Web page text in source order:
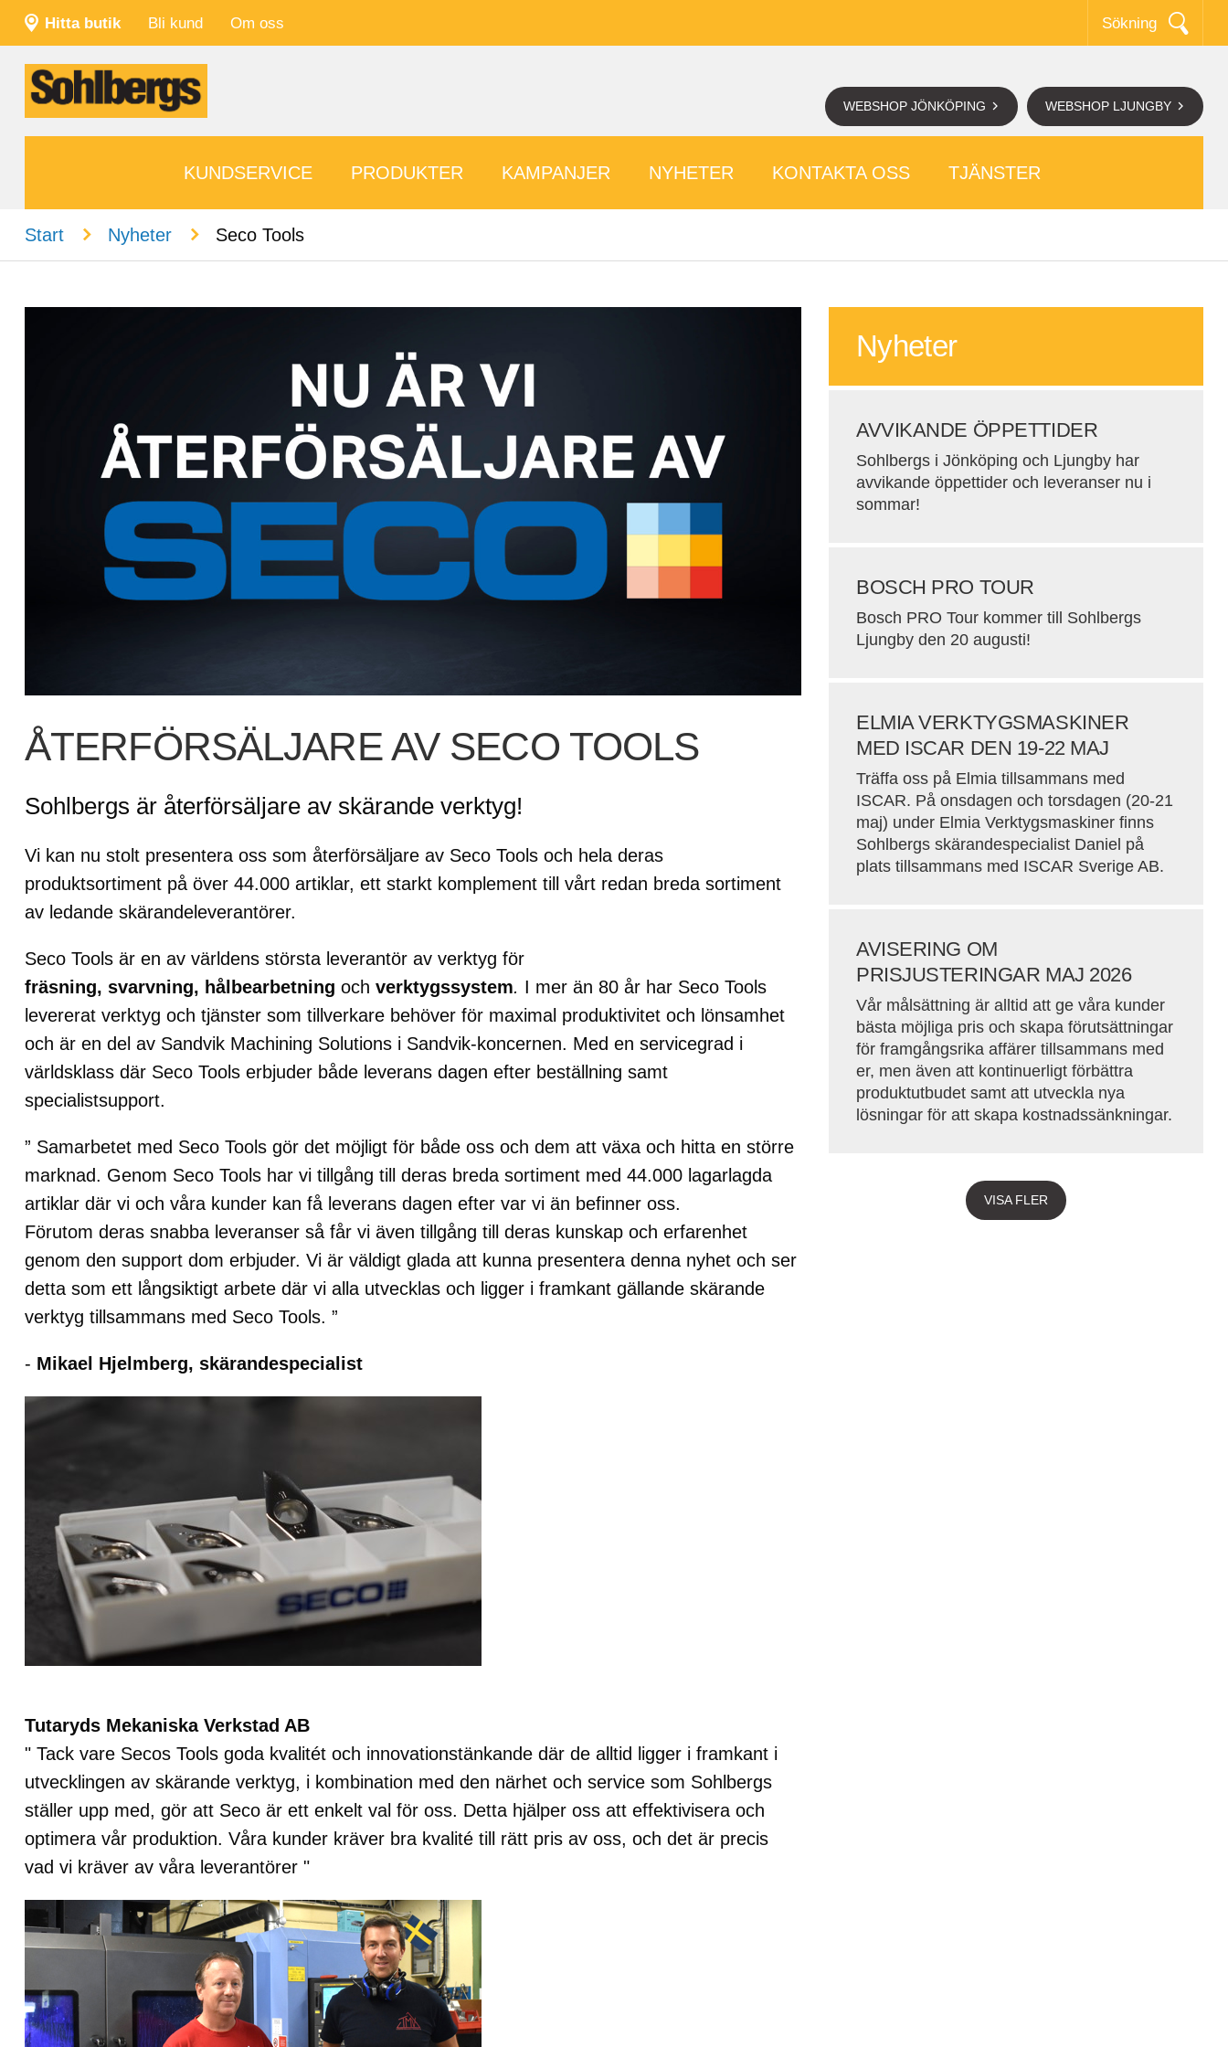
Hitta butik Bli kund Om oss Sökning
WEBSHOP LJUNGBY
WEBSHOP JÖNKÖPING
KUNDSERVICE PRODUKTER KAMPANJER NYHETER KONTAKTA OSS TJÄNSTER
Start n Nyheter n Seco Tools
ÅTERFÖRSÄLJARE AV SECO TOOLS
Sohlbergs är återförsäljare av skärande verktyg!
Vi kan nu stolt presentera oss som återförsäljare av Seco Tools och hela deras
produktsortiment på över 44.000 artiklar, ett starkt komplement till vårt redan breda sortiment
av ledande skärandeleverantörer.
Seco Tools är en av världens största leverantör av verktyg för
fräsning, svarvning, hålbearbetning och verktygssystem. I mer än 80 år har Seco Tools
levererat verktyg och tjänster som tillverkare behöver för maximal produktivitet och lönsamhet
och är en del av Sandvik Machining Solutions i Sandvik-koncernen. Med en servicegrad i
världsklass där Seco Tools erbjuder både leverans dagen efter beställning samt
specialistsupport.
” Samarbetet med Seco Tools gör det möjligt för både oss och dem att växa och hitta en större
marknad. Genom Seco Tools har vi tillgång till deras breda sortiment med 44.000 lagarlagda
artiklar där vi och våra kunder kan få leverans dagen efter var vi än befinner oss.
Förutom deras snabba leveranser så får vi även tillgång till deras kunskap och erfarenhet
genom den support dom erbjuder. Vi är väldigt glada att kunna presentera denna nyhet och ser
detta som ett långsiktigt arbete där vi alla utvecklas och ligger i framkant gällande skärande
verktyg tillsammans med Seco Tools. ”
- Mikael Hjelmberg, skärandespecialist
Tutaryds Mekaniska Verkstad AB
" Tack vare Secos Tools goda kvalitét och innovationstänkande där de alltid ligger i framkant i
utvecklingen av skärande verktyg, i kombination med den närhet och service som Sohlbergs
ställer upp med, gör att Seco är ett enkelt val för oss. Detta hjälper oss att effektivisera och
optimera vår produktion. Våra kunder kräver bra kvalité till rätt pris av oss, och det är precis
vad vi kräver av våra leverantörer "
Nyheter
AVVIKANDE ÖPPETTIDER
Sohlbergs i Jönköping och Ljungby har
avvikande öppettider och leveranser nu i
sommar!
BOSCH PRO TOUR
Bosch PRO Tour kommer till Sohlbergs
Ljungby den 20 augusti!
ELMIA VERKTYGSMASKINER
MED ISCAR DEN 19-22 MAJ
Träffa oss på Elmia tillsammans med
ISCAR. På onsdagen och torsdagen (20-21
maj) under Elmia Verktygsmaskiner finns
Sohlbergs skärandespecialist Daniel på
plats tillsammans med ISCAR Sverige AB.
AVISERING OM
PRISJUSTERINGAR MAJ 2026
Vår målsättning är alltid att ge våra kunder
bästa möjliga pris och skapa förutsättningar
för framgångsrika affärer tillsammans med
er, men även att kontinuerligt förbättra
produktutbudet samt att utveckla nya
lösningar för att skapa kostnadssänkningar.
VISA FLER